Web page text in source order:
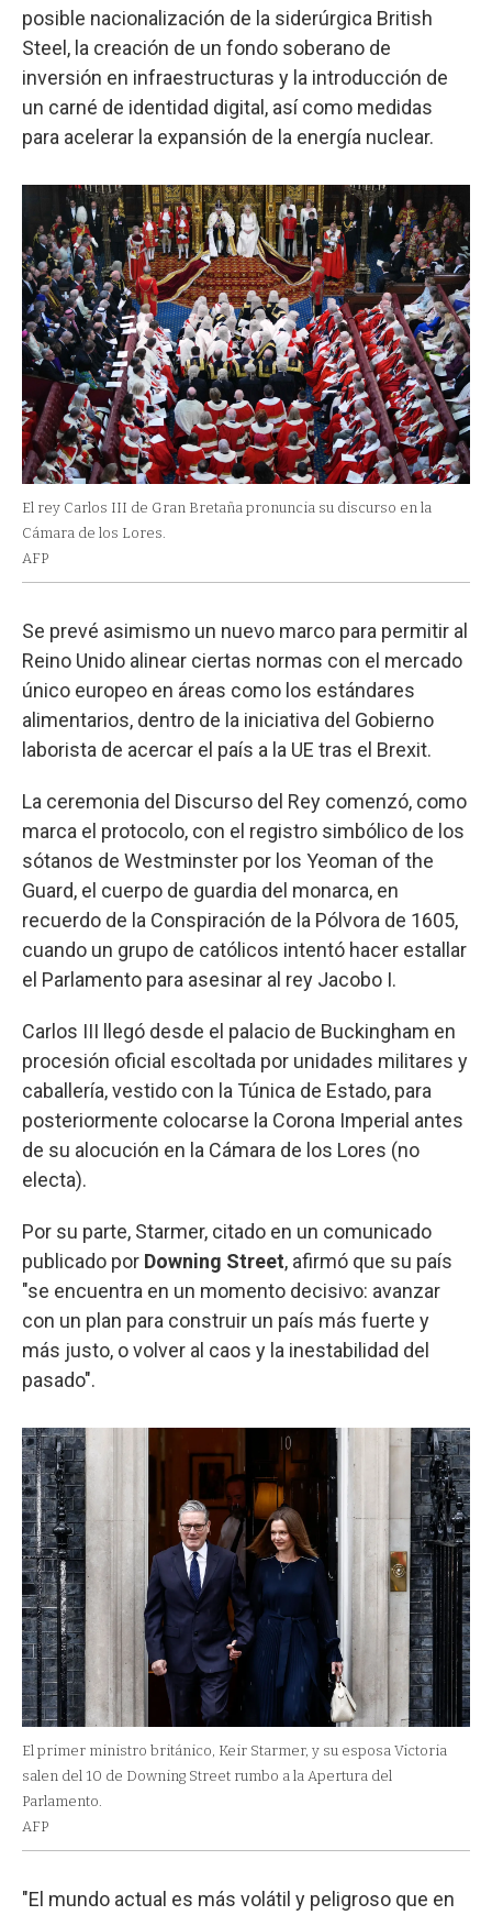
posible nacionalización de la siderúrgica British
Steel, la creación de un fondo soberano de
inversión en infraestructuras y la introducción de
un carné de identidad digital, así como medidas
para acelerar la expansión de la energía nuclear.
El rey Carlos III de Gran Bretaña pronuncia su discurso en la
Cámara de los Lores.
AFP
Se prevé asimismo un nuevo marco para permitir al
Reino Unido alinear ciertas normas con el mercado
único europeo en áreas como los estándares
alimentarios, dentro de la iniciativa del Gobierno
laborista de acercar el país a la UE tras el Brexit.
La ceremonia del Discurso del Rey comenzó, como
marca el protocolo, con el registro simbólico de los
sótanos de Westminster por los Yeoman of the
Guard, el cuerpo de guardia del monarca, en
recuerdo de la Conspiración de la Pólvora de 1605,
cuando un grupo de católicos intentó hacer estallar
el Parlamento para asesinar al rey Jacobo I.
Carlos III llegó desde el palacio de Buckingham en
procesión oficial escoltada por unidades militares y
caballería, vestido con la Túnica de Estado, para
posteriormente colocarse la Corona Imperial antes
de su alocución en la Cámara de los Lores (no
electa).
Por su parte, Starmer, citado en un comunicado
publicado por Downing Street, afirmó que su país
"se encuentra en un momento decisivo: avanzar
con un plan para construir un país más fuerte y
más justo, o volver al caos y la inestabilidad del
pasado".
El primer ministro británico, Keir Starmer, y su esposa Victoria
salen del 10 de Downing Street rumbo a la Apertura del
Parlamento.
AFP
"El mundo actual es más volátil y peligroso que en